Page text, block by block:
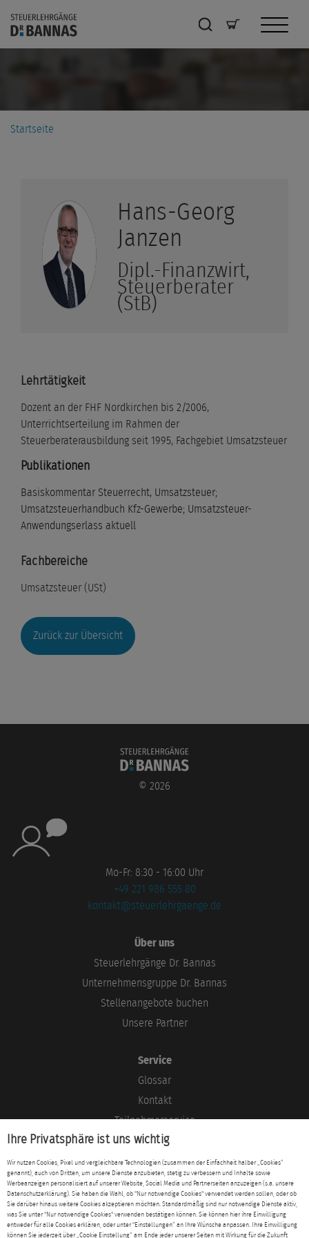
Startseite
Hans-Georg
Janzen
Dipl.-Finanzwirt,
Steuerberater
(StB)
Lehrtätigkeit
Dozent an der FHF Nordkirchen bis 2/2006,
Unterrichtserteilung im Rahmen der
Steuerberaterausbildung seit 1995, Fachgebiet Umsatzsteuer
Publikationen
Basiskommentar Steuerrecht, Umsatzsteuer;
Umsatzsteuerhandbuch Kfz-Gewerbe; Umsatzsteuer-
Anwendungserlass aktuell
Fachbereiche
Umsatzsteuer (USt)
Zurück zur Übersicht
© 2026
Mo-Fr: 8:30 - 16:00 Uhr
+49 221 986 555 80
kontakt@steuerlehrgaenge.de
Über uns
Steuerlehrgänge Dr. Bannas
Unternehmensgruppe Dr. Bannas
Stellenangebote buchen
Unsere Partner
Service
Glossar
Kontakt
Teilnehmerservice
Blog
Rechtliches
Impressum
Datenschutz
Ihre Privatsphäre ist uns wichtig
Wir nutzen Cookies, Pixel und vergleichbare Technologien (zusammen der Einfachheit halber „Cookies“
genannt), auch von Dritten, um unsere Dienste anzubieten, stetig zu verbessern und Inhalte sowie
Werbeanzeigen personalisiert auf unserer Website, Social Media und Partnerseiten anzuzeigen (s.a. unsere
Datenschutzerklärung). Sie haben die Wahl, ob "Nur notwendige Cookies" verwendet werden sollen, oder ob
Sie darüber hinaus weitere Cookies akzeptieren möchten. Standardmäßig sind nur notwendige Dienste aktiv,
was Sie unter "Nur notwendige Cookies" verwenden bestätigen können. Sie können hier ihre Einwilligung
entweder für alle Cookies erklären, oder unter "Einstellungen“ an Ihre Wünsche anpassen. Ihre Einwilligung
können Sie jederzeit über „Cookie Einstellung“ am Ende jeder unserer Seiten mit Wirkung für die Zukunft